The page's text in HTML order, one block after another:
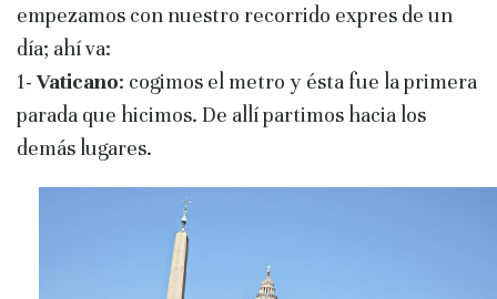
empezamos con nuestro recorrido expres de un
día; ahí va:
1- Vaticano: cogimos el metro y ésta fue la primera
parada que hicimos. De allí partimos hacia los
demás lugares.